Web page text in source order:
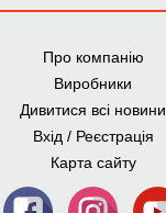
Про компанію
Виробники
Дивитися всі новини
Вхід / Реєстрація
Карта сайту